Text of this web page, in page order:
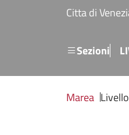
Salta al contenuto principale
Citta di
Sezioni
Marea